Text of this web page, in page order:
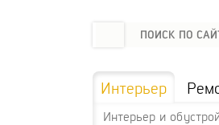
Интерьер
Интерьер и